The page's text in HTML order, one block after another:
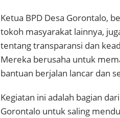
Ketua BPD Desa Gorontalo,
tokoh masyarakat lainnya,
tentang transparansi dan
Mereka berusaha untuk
bantuan berjalan lancar dan
Kegiatan ini adalah bagian
Gorontalo untuk saling